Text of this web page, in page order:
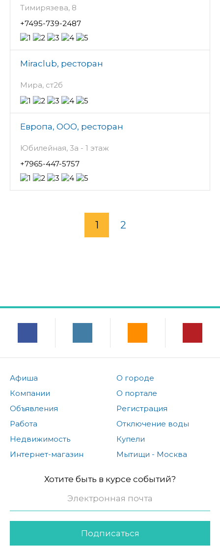
Тимирязева, 8
+7495-739-2487
Miraclub, ресторан
Мира, ст2б
Европа, ООО, ресторан
Юбилейная, 3а - 1 этаж
+7965-447-5757
1 2
Афиша
Компании
Объявления
Работа
Недвижимость
Интернет-магазин
О городе
О портале
Регистрация
Отключение воды
Купели
Мытищи - Москва
Хотите быть в курсе событий?
Подписаться